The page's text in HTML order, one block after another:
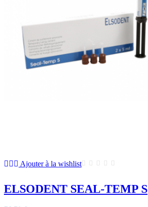
Ajouter à la wishlist
ELSODENT SEAL-TEMP S